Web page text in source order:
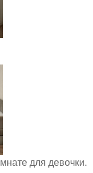
для девочки.